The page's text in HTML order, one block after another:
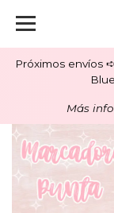
Próximos envíos
Más